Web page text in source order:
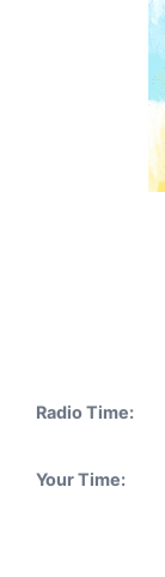
Radio Time:
Your Time: